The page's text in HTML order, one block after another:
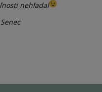
nehľadal